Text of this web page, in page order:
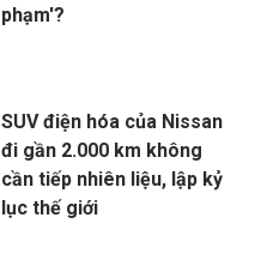
phạm'?
SUV điện hóa của Nissan
đi gần 2.000 km không
cần tiếp nhiên liệu, lập kỷ
lục thế giới